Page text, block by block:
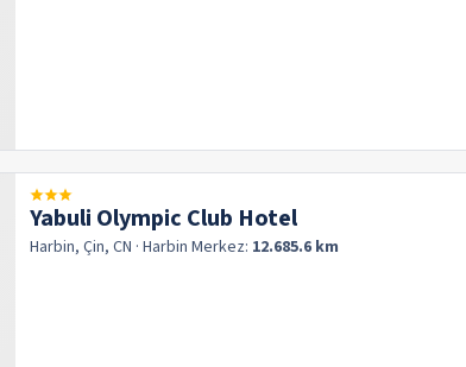
Yabuli Olympic Club Hotel
Harbin, Çin, CN · Harbin Merkez: 12.685.6 km